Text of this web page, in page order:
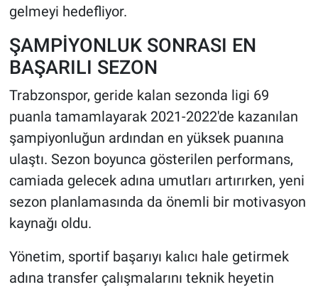
gelmeyi hedefliyor.
ŞAMPİYONLUK SONRASI EN
BAŞARILI SEZON
Trabzonspor, geride kalan sezonda ligi 69
puanla tamamlayarak 2021-2022'de kazanılan
şampiyonluğun ardından en yüksek puanına
ulaştı. Sezon boyunca gösterilen performans,
camiada gelecek adına umutları artırırken, yeni
sezon planlamasında da önemli bir motivasyon
kaynağı oldu.
Yönetim, sportif başarıyı kalıcı hale getirmek
adına transfer çalışmalarını teknik heyetin